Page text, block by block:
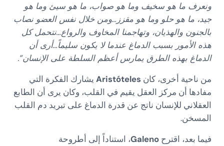
ونعرف ما هو سخيف وما هو صواب، ما هو سيئ وما هو
جيد، ما هو حلو وما هو مقزز…ومن خلال نفس العضو نصاب
بالجنون والهذيان، وتهاجمنا المخاوف والرواع…نتحمل كل
هذه الأمور بسبب الدماغ عندما لا يكون سليماً…أرى أن
الدماغ بهذه الطرق يمارس أعظم السلطة على الإنسان”.
من ناحية أخرى، كان Aristótelesيشارك الفكرة التي
مفادها أن مركز العقل يقيم في القلب، وكان يرى أن الطابع
العقلاني للإنسان ناتج عن قدرة الدماغ على تبريد دم القلب
المسخن.
فيما بعد، اقترح Galeno، استناداً إلى أطروحة